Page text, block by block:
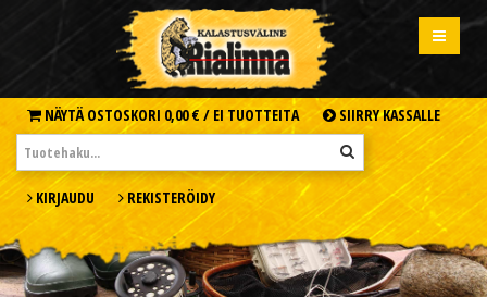
NÄYTÄ OSTOSKORI 0,00 € / EI TUOTTEITA SIIRRY KASSALLE
KIRJAUDU REKISTERÖIDY